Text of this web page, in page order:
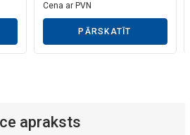
Cena ar PVN
PĀRSKATĪT
apraksts